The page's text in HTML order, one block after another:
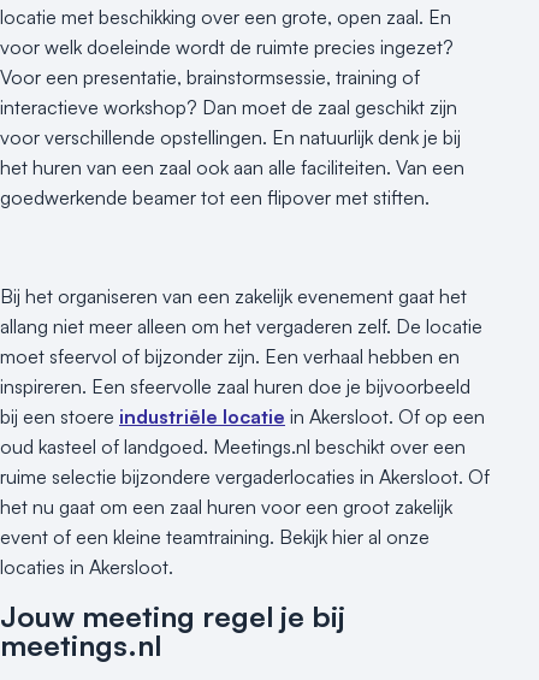
locatie met beschikking over een grote, open zaal. En
voor welk doeleinde wordt de ruimte precies ingezet?
Voor een presentatie, brainstormsessie, training of
interactieve workshop? Dan moet de zaal geschikt zijn
voor verschillende opstellingen. En natuurlijk denk je bij
het huren van een zaal ook aan alle faciliteiten. Van een
goedwerkende beamer tot een flipover met stiften.
Bij het organiseren van een zakelijk evenement gaat het
allang niet meer alleen om het vergaderen zelf. De locatie
moet sfeervol of bijzonder zijn. Een verhaal hebben en
inspireren. Een sfeervolle zaal huren doe je bijvoorbeeld
bij een stoere industriële locatie in Akersloot. Of op een
oud kasteel of landgoed. Meetings.nl beschikt over een
ruime selectie bijzondere vergaderlocaties in Akersloot. Of
het nu gaat om een zaal huren voor een groot zakelijk
event of een kleine teamtraining. Bekijk hier al onze
locaties in Akersloot.
Jouw meeting regel je bij
meetings.nl